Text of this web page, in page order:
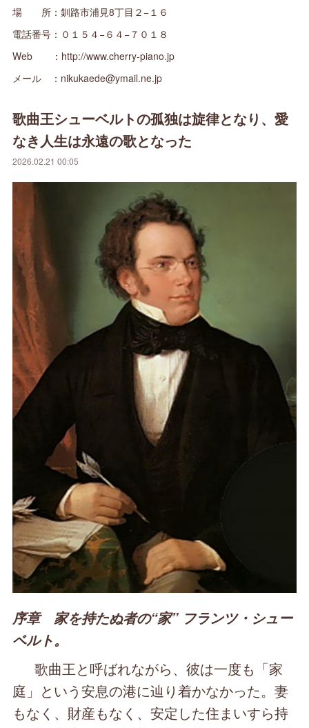
場 所：釧路市浦見8丁目２−１６
電話番号：０１５４−６４−７０１８
Web ：http://www.cherry-piano.jp
メール ：nikukaede@ymail.ne.jp
歌曲王シューベルトの孤独は旋律となり、愛
なき人生は永遠の歌となった
2026.02.21 00:05
序章 家を持たぬ者の“家” フランツ・シュー
ベルト。
歌曲王と呼ばれながら、彼は一度も「家
庭」という安息の港に辿り着かなかった。妻
もなく、財産もなく、安定した住まいすら持